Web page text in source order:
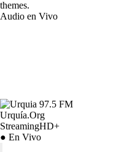
themes.
Audio en Vivo
Urquía.Org
StreamingHD+
● En Vivo